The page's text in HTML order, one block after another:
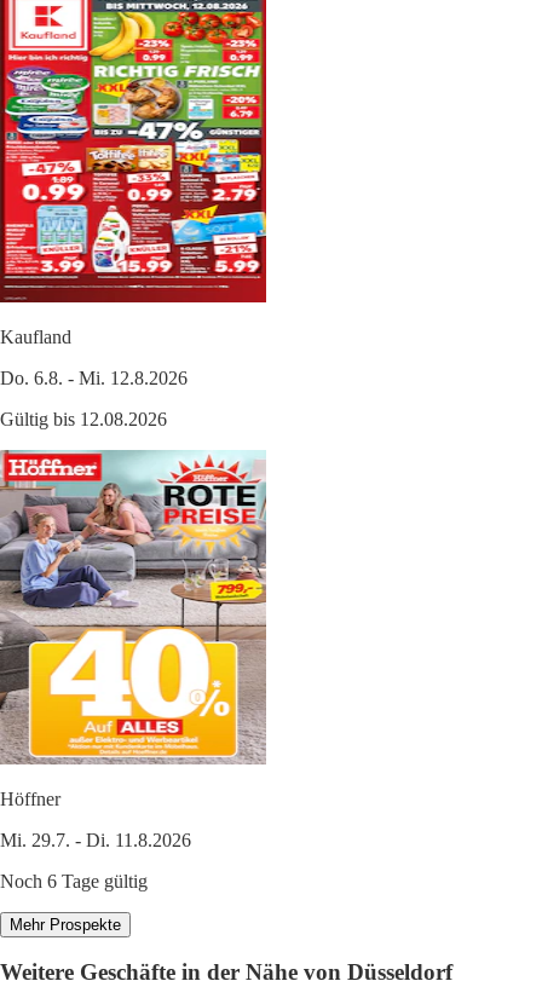
Kaufland
Do. 6.8. - Mi. 12.8.2026
Gültig bis 12.08.2026
Höffner
Mi. 29.7. - Di. 11.8.2026
Noch 6 Tage gültig
Mehr Prospekte
Weitere Geschäfte in der Nähe von Düsseldorf